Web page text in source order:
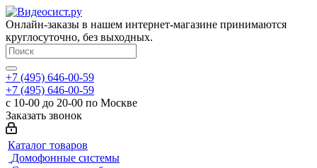
Онлайн-заказы в нашем интернет-магазине принимаются
круглосуточно, без выходных.
+7 (495) 646-00-59
+7 (495) 646-00-59
с 10-00 до 20-00 по Москве
Заказать звонок
Каталог товаров
Домофонные системы